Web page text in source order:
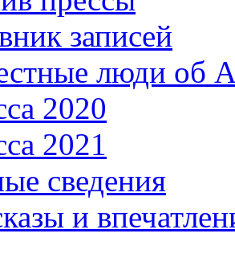
записей
люди об
2020
2021
сведения
и